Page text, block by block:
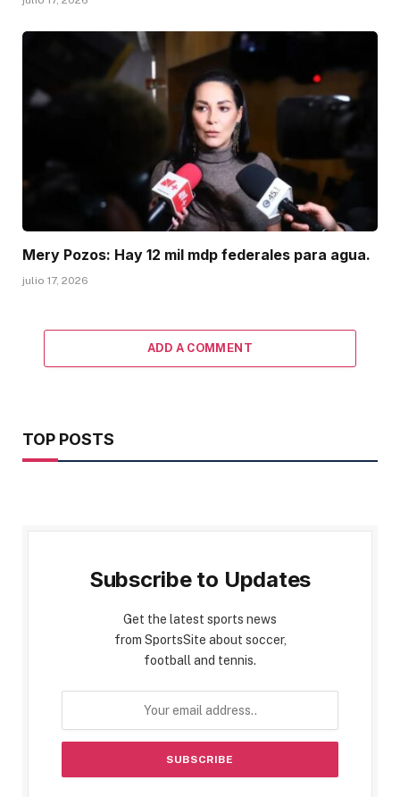
Mery Pozos: Hay 12 mil mdp federales para agua.
julio 17, 2026
ADD A COMMENT
TOP POSTS
Subscribe to Updates
Get the latest sports news
from SportsSite about soccer,
football and tennis.